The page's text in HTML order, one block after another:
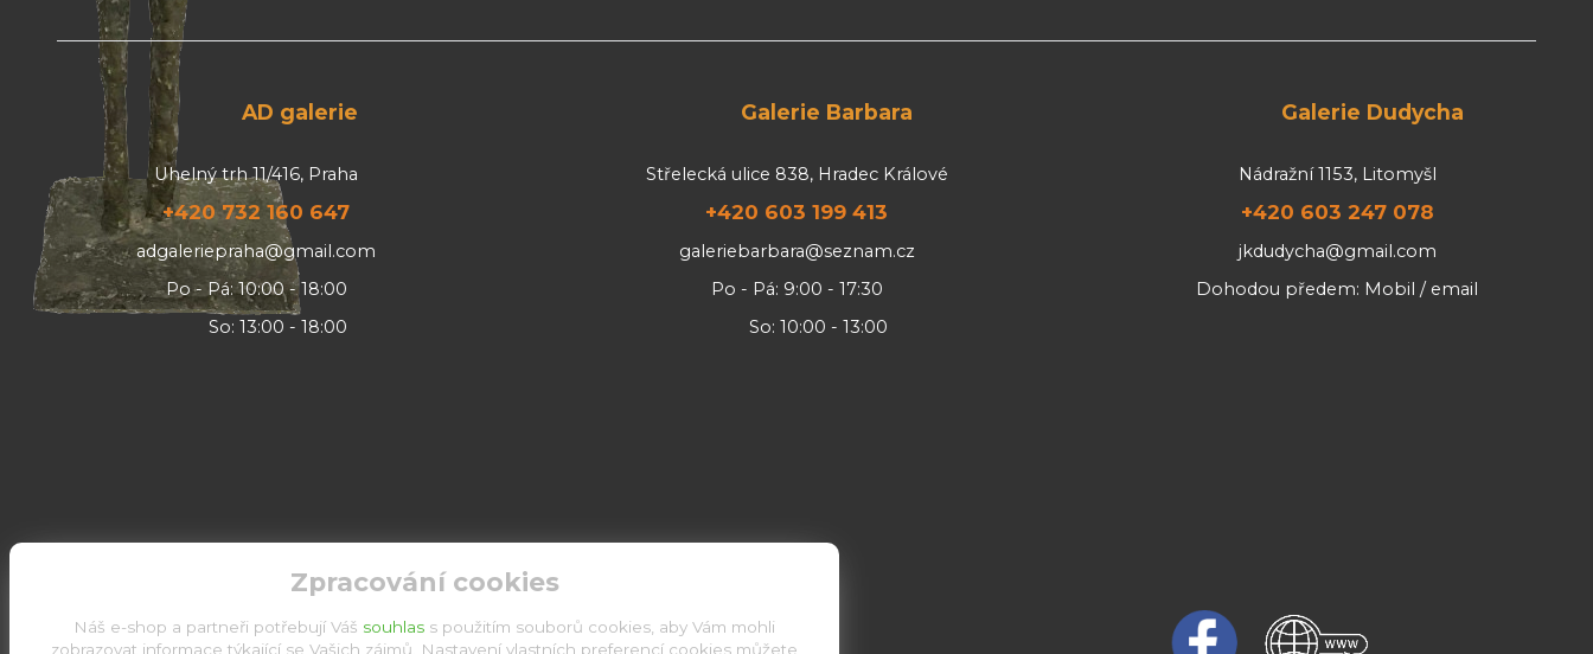
AD galerie
Uhelný trh 11/416, Praha
+420 732 160 647
adgaleriepraha@gmail.com
Po - Pá: 10:00 - 18:00
So: 13:00 - 18:00
Galerie Barbara
Střelecká ulice 838, Hradec Králové
+420 603 199 413
galeriebarbara@seznam.cz
Po - Pá: 9:00 - 17:30
So: 10:00 - 13:00
Galerie Dudycha
Nádražní 1153, Litomyšl
+420 603 247 078
jkdudycha@gmail.com
Dohodou předem: Mobil / email
Zpracování cookies
Náš e-shop a partneři potřebují Váš souhlas s použitím souborů cookies, aby Vám mohli
zobrazovat informace týkající se Vašich zájmů. Nastavení vlastních preferencí cookies můžete